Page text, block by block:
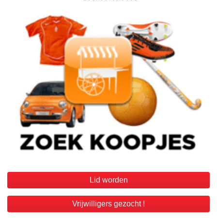
Lid worden
Vrijwilligers gezocht !